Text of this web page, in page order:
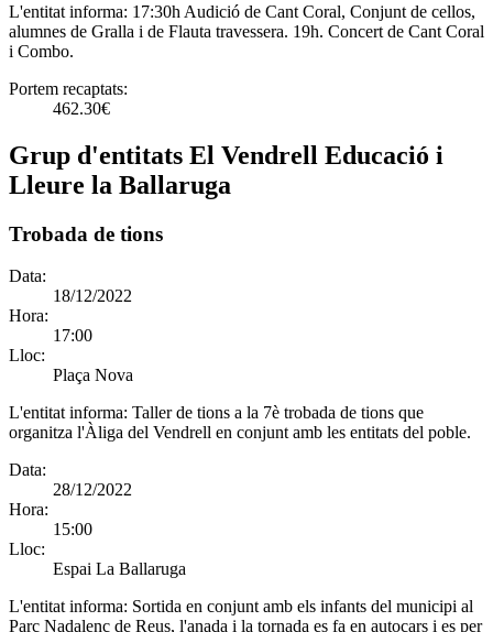
L'entitat informa: 17:30h Audició de Cant Coral, Conjunt de cellos,
alumnes de Gralla i de Flauta travessera. 19h. Concert de Cant Coral
i Combo.
Portem recaptats:
462.30€
Grup d'entitats El Vendrell Educació i
Lleure la Ballaruga
Trobada de tions
Data:
18/12/2022
Hora:
17:00
Lloc:
Plaça Nova
L'entitat informa: Taller de tions a la 7è trobada de tions que
organitza l'Àliga del Vendrell en conjunt amb les entitats del poble.
Data:
28/12/2022
Hora:
15:00
Lloc:
Espai La Ballaruga
L'entitat informa: Sortida en conjunt amb els infants del municipi al
Parc Nadalenc de Reus, l'anada i la tornada es fa en autocars i es per